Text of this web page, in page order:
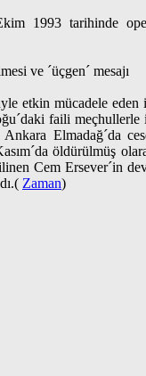
1993 tarihinde
ve ´üçgen´ mesajı
etkin mücadele
faili
Elmadağ´da
öldürülmüş
Cem Ersever´in
Zaman)